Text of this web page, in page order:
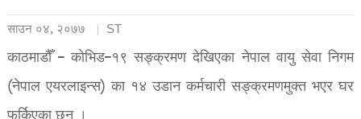
साउन ०४, २०७७ ST
काठमाडौँ – कोभिड–१९ सङ्क्रमण देखिएका नेपाल वायु सेवा निगम
(नेपाल एयरलाइन्स) का १४ उडान कर्मचारी सङ्क्रमणमुक्त भएर घर